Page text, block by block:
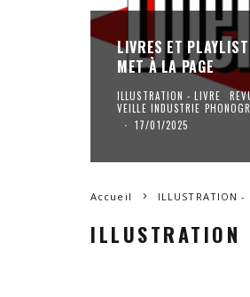
LIVRES ET
MET À LA PAGE
ILLUSTRATION - LIVRE
VEILLE INDUSTRIE
· 17/01/2025
Accueil ILLUSTRATION -